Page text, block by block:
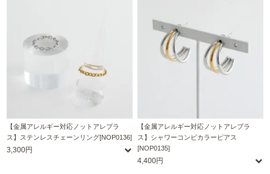
【金属アレルギー対応ノットアレプラ
ス】ステンレスチェーンリング[NOP0136]
3,300円
【金属アレルギー対応ノットアレプラ
ス】シャワーコンビカラーピアス
[NOP0135]
4,400円